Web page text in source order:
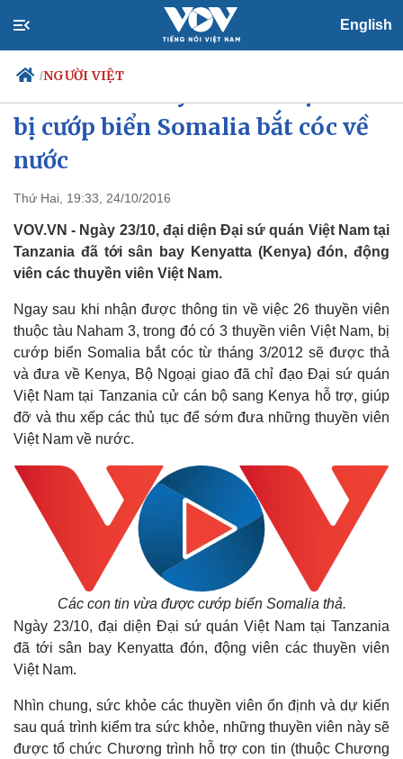
English
/NGƯỜI VIỆT
Chính trị
Đảng
Quốc hội
Nhận diện sự thật
Giáo dục
Dấu ấn VOV
Việc làm
bị cướp biển Somalia bắt cóc về
nước
Thứ Hai, 19:33, 24/10/2016
VOV.VN - Ngày 23/10, đại diện Đại sứ quán Việt Nam tại
Tanzania đã tới sân bay Kenyatta (Kenya) đón, động
viên các thuyền viên Việt Nam.
Ngay sau khi nhận được thông tin về việc 26 thuyền viên
thuộc tàu Naham 3, trong đó có 3 thuyền viên Việt Nam, bị
cướp biển Somalia bắt cóc từ tháng 3/2012 sẽ được thả
và đưa về Kenya, Bộ Ngoại giao đã chỉ đạo Đại sứ quán
Việt Nam tại Tanzania cử cán bộ sang Kenya hỗ trợ, giúp
đỡ và thu xếp các thủ tục để sớm đưa những thuyền viên
Việt Nam về nước.
Các con tin vừa được cướp biển Somalia thả.
Ngày 23/10, đại diện Đại sứ quán Việt Nam tại Tanzania
đã tới sân bay Kenyatta đón, động viên các thuyền viên
Việt Nam.
Nhìn chung, sức khỏe các thuyền viên ổn định và dự kiến
sau quá trình kiểm tra sức khỏe, những thuyền viên này sẽ
được tổ chức Chương trình hỗ trợ con tin (thuộc Chương